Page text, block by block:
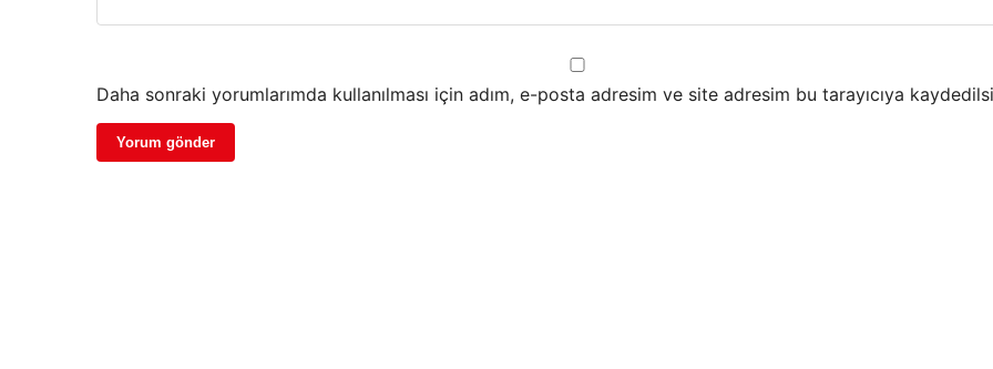
Daha sonraki yorumlarımda kullanılması için adım, e-posta adresim ve site adresim bu tarayıcıya